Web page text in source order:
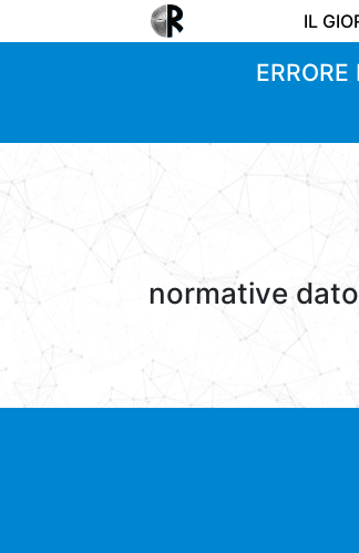
IL
normative